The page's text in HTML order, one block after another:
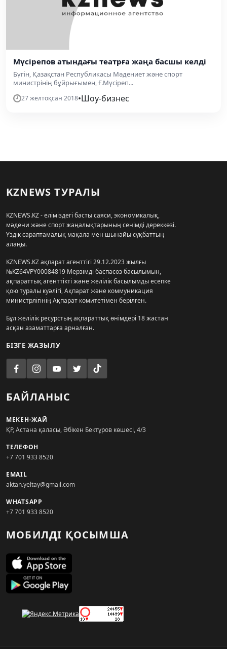
Мүсірепов атындағы театрға жаңа басшы келді
Бүгін, Қазақстан Республикасы Мәдениет және спорт
министрінің бұйрығымен, Ғ.Мүсіреп...
27 желтоқсан 2018•Шоу-бизнес
KZNEWS ТУРАЛЫ
KZNEWS.KZ - еліміздегі басты саяси, экономикалық,
мәдени және спорт жаңалықтарының сенімді дереккөзі.
Үздік сараптамалық мақала мен шынайы сұқбаттың
алаңы.
KZNEWS.KZ ақпарат агенттігі 29.12.2023 жылғы
№KZ64VPY00084819 Мерзімді баспасөз басылымын,
ақпараттық агенттікті және желілік басылымды есепке
қою туралы куәлігі, Ақпарат және коммуникация
министрлігінің Ақпарат комитетімен берілген.
Бұл желілік ресурстың ақпараттық өнімдері 18 жастан
асқан азаматтарға арналған.
БІЗГЕ ЖАЗЫЛУ
БАЙЛАНЫС
МЕКЕН-ЖАЙ
ҚР, Астана қаласы, Әбікен Бектұров көшесі, 4/3
ТЕЛЕФОН
+7 701 933 8520
EMAIL
aktan.yeltay@gmail.com
WHATSAPP
+7 701 933 8520
МОБИЛДІ ҚОСЫМША